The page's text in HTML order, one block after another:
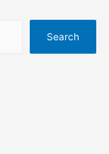
Search